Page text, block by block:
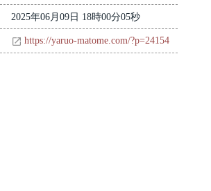
2025年06月09日 18時00分05秒
https://yaruo-matome.com/?p=24154